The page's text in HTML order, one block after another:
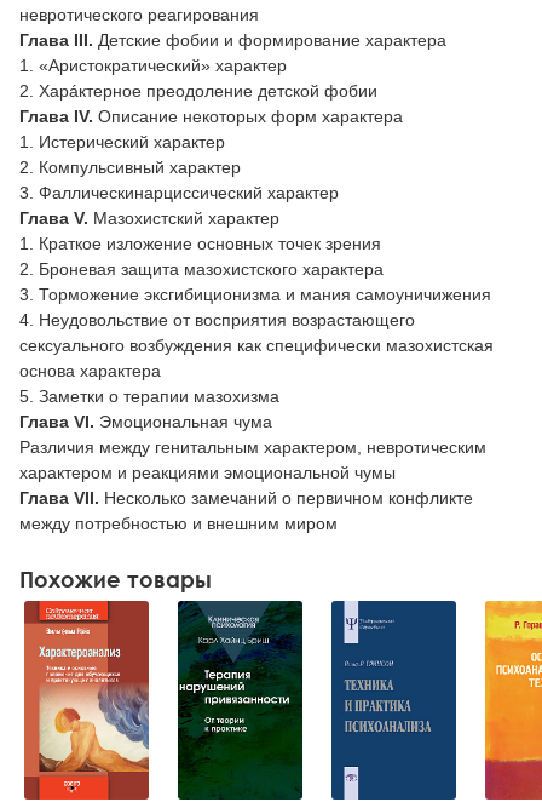
невротического реагирования
Глава III. Детские фобии и формирование характера
1. «Аристократический» характер
2. Харáктерное преодоление детской фобии
Глава IV. Описание некоторых форм характера
1. Истерический характер
2. Компульсивный характер
3. Фаллическинарциссический характер
Глава V. Мазохистский характер
1. Краткое изложение основных точек зрения
2. Броневая защита мазохистского характера
3. Торможение эксгибиционизма и мания самоуничижения
4. Неудовольствие от восприятия возрастающего
сексуального возбуждения как специфически мазохистская
основа характера
5. Заметки о терапии мазохизма
Глава VI. Эмоциональная чума
Различия между генитальным характером, невротическим
характером и реакциями эмоциональной чумы
Глава VII. Несколько замечаний о первичном конфликте
между потребностью и внешним миром
Похожие товары